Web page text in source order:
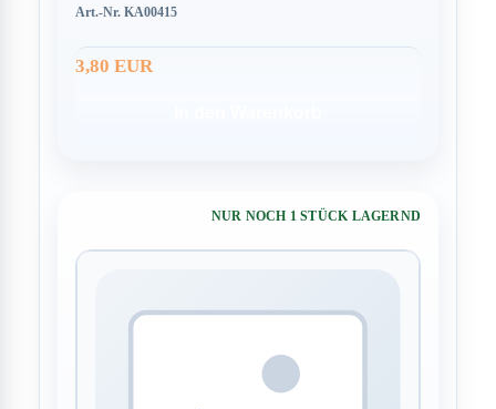
Art.-Nr. KA00415
3,80 EUR
NUR NOCH 1 STÜCK LAGERND